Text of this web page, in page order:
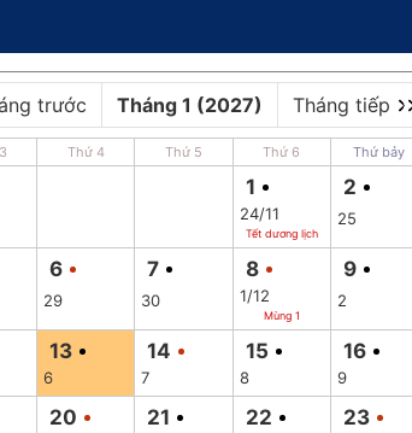
trước Tháng 1 (2027) Tháng tiếp
Thứ 4 Thứ 5 Thứ 6 Thứ bảy
1
24/11
Tết dương lịch
2
25
6
29
7
30
8
1/12
Mùng 1
9
2
13
6
14
7
15
8
16
9
20 21 22 23